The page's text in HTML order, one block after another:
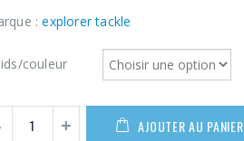
prix :
à
10,50€
:explorer tackle
couleur
AJOUTER AU PANIER